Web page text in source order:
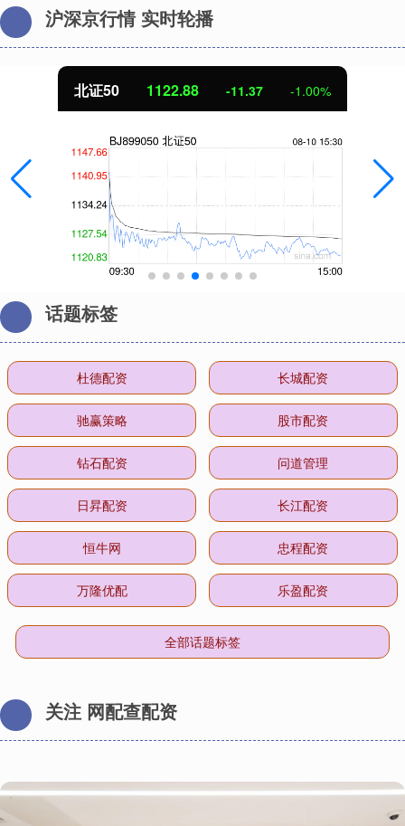
沪深京行情 实时轮播
北证50 1122.88 -11.37 -1.00%
话题标签
杜德配资 长城配资
驰赢策略 股市配资
钻石配资 问道管理
日昇配资 长江配资
恒牛网 忠程配资
万隆优配 乐盈配资
全部话题标签
关注 网配查配资